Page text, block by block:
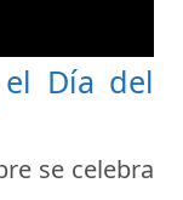
Día del
se celebra